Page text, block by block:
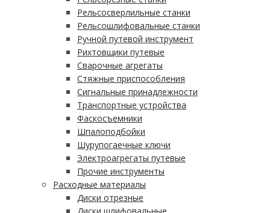
Рельсосверлильные станки
Рельсошлифовальные станки
Ручной путевой инструмент
Рихтовщики путевые
Сварочные агрегаты
Стяжные приспособления
Сигнальные принадлежности
Транспортные устройства
Фаскосъемники
Шпалоподбойки
Шурупогаечные ключи
Электроагрегаты путевые
Прочие инструменты
Расходные материалы
Диски отрезные